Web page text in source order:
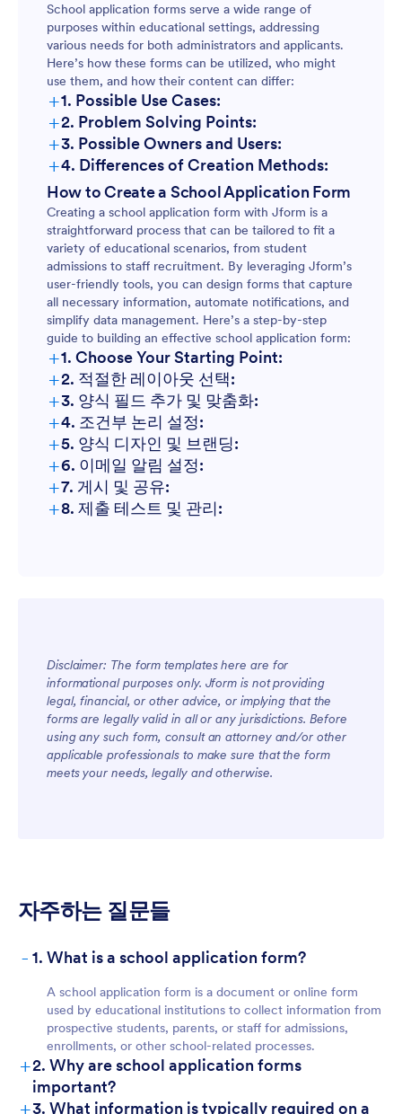
School application forms serve a wide range of
purposes within educational settings, addressing
various needs for both administrators and applicants.
Here’s how these forms can be utilized, who might
use them, and how their content can differ:
+1. Possible Use Cases:
+2. Problem Solving Points:
+3. Possible Owners and Users:
+4. Differences of Creation Methods:
How to Create a School Application Form
Creating a school application form with Jform is a
straightforward process that can be tailored to fit a
variety of educational scenarios, from student
admissions to staff recruitment. By leveraging Jform’s
user-friendly tools, you can design forms that capture
all necessary information, automate notifications, and
simplify data management. Here’s a step-by-step
guide to building an effective school application form:
+1. Choose Your Starting Point:
+2. 적절한 레이아웃 선택:
+3. 양식 필드 추가 및 맞춤화:
+4. 조건부 논리 설정:
+5. 양식 디자인 및 브랜딩:
+6. 이메일 알림 설정:
+7. 게시 및 공유:
+8. 제출 테스트 및 관리:
Disclaimer: The form templates here are for
informational purposes only. Jform is not providing
legal, financial, or other advice, or implying that the
forms are legally valid in all or any jurisdictions. Before
using any such form, consult an attorney and/or other
applicable professionals to make sure that the form
meets your needs, legally and otherwise.
자주하는 질문들
- 1. What is a school application form?
A school application form is a document or online form
used by educational institutions to collect information from
prospective students, parents, or staff for admissions,
enrollments, or other school-related processes.
+2. Why are school application forms
important?
+3. What information is typically required on a